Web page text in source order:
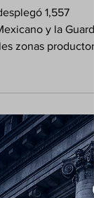
1,557
y la
proteger las
combatir las
y